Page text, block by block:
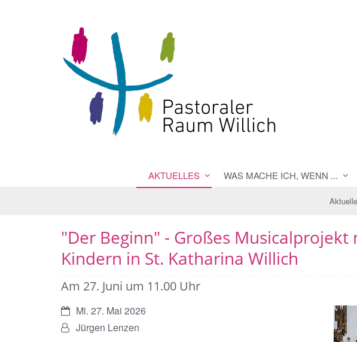
AKTUELLES WAS MACHE ICH, WENN ...
"Der Beginn" - Großes Musicalprojekt
Kindern in St. Katharina Willich
Am 27. Juni um 11.00 Uhr
Datum:Mi. 27. Mai 2026
Von:Jürgen Lenzen